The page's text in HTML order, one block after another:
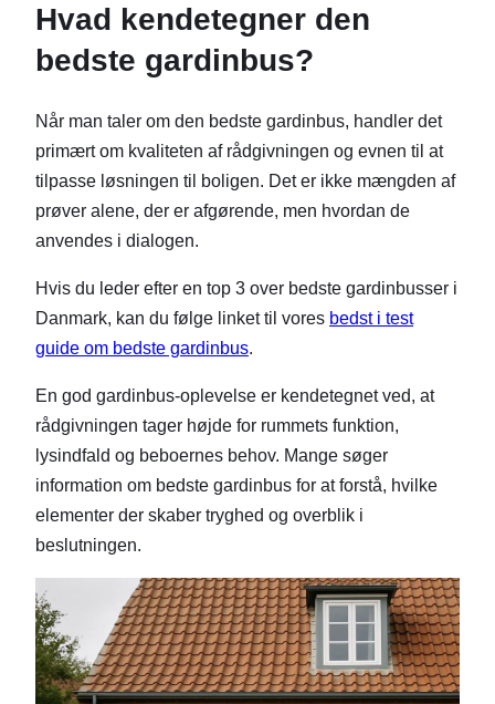
Hvad kendetegner den
bedste gardinbus?
Når man taler om den bedste gardinbus, handler det
primært om kvaliteten af rådgivningen og evnen til at
tilpasse løsningen til boligen. Det er ikke mængden af
prøver alene, der er afgørende, men hvordan de
anvendes i dialogen.
Hvis du leder efter en top 3 over bedste gardinbusser i
Danmark, kan du følge linket til vores bedst i test
guide om bedste gardinbus.
En god gardinbus-oplevelse er kendetegnet ved, at
rådgivningen tager højde for rummets funktion,
lysindfald og beboernes behov. Mange søger
information om bedste gardinbus for at forstå, hvilke
elementer der skaber tryghed og overblik i
beslutningen.